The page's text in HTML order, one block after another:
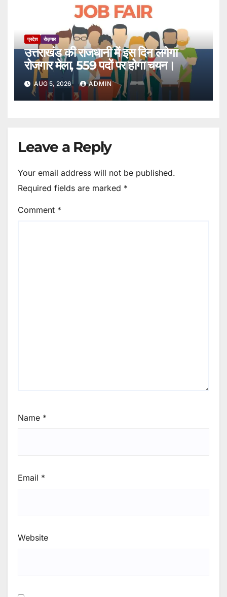
प्रदेश रोज़गार
उत्तराखंड की राजधानी में इस दिन लगेगा
रोजगार मेला, 559 पदों पर होगा चयन।
AUG 5, 2026 ADMIN
Leave a Reply
Your email address will not be published.
Required fields are marked *
Comment *
Name *
Email *
Website